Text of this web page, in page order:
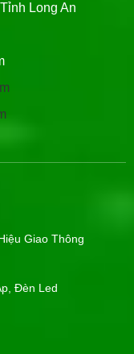
Long An
Giao Thông
Đèn Led